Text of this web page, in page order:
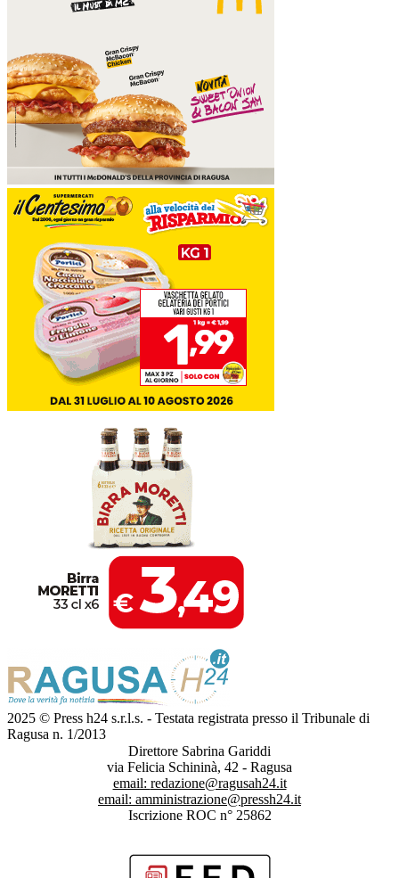
2025 © Press h24 s.r.l.s. - Testata registrata presso il Tribunale di
Ragusa n. 1/2013
Direttore Sabrina Gariddi
via Felicia Schininà, 42 - Ragusa
email: redazione@ragusah24.it
email: amministrazione@pressh24.it
Iscrizione ROC n° 25862